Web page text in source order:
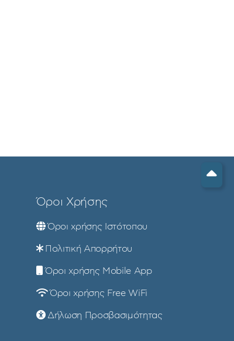
Όροι Χρήσης
Όροι χρήσης Ιστότοπου
Πολιτική Απορρήτου
Όροι χρήσης Mobile App
Όροι χρήσης Free WiFi
Δήλωση Προσβασιμότητας